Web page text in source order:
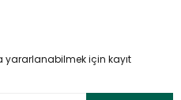
ederiz.
yararlanabilmek için kayıt